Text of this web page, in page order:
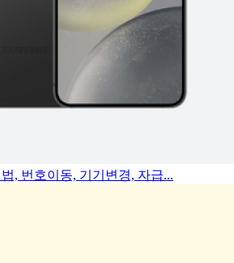
, 번호이동, 기기변경, 자급...